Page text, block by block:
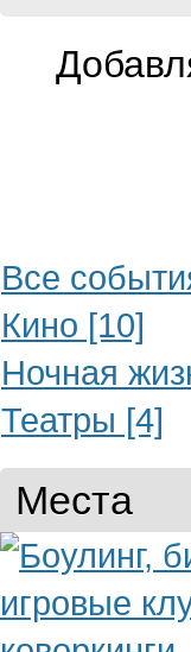
Все
Кино [10]
Ночная
Театры [4]
Места